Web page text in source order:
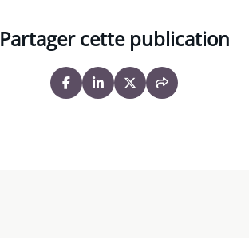
Partager cette publication